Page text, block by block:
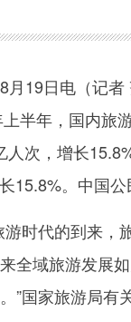
19日电（记者
半年，国内旅
人次，增长
15.8%。中国
时代的到来，
全域旅游发展
”国家旅游局有